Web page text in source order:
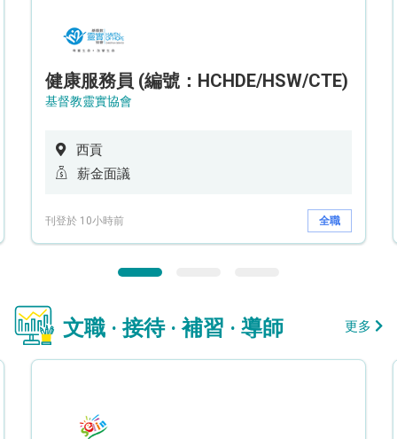
健康服務員 (編號：HCHDE/HSW/CTE)
基督教靈實協會
西貢
薪金面議
刊登於 10小時前 全職
文職 · 接待 · 補習 · 導師 更多